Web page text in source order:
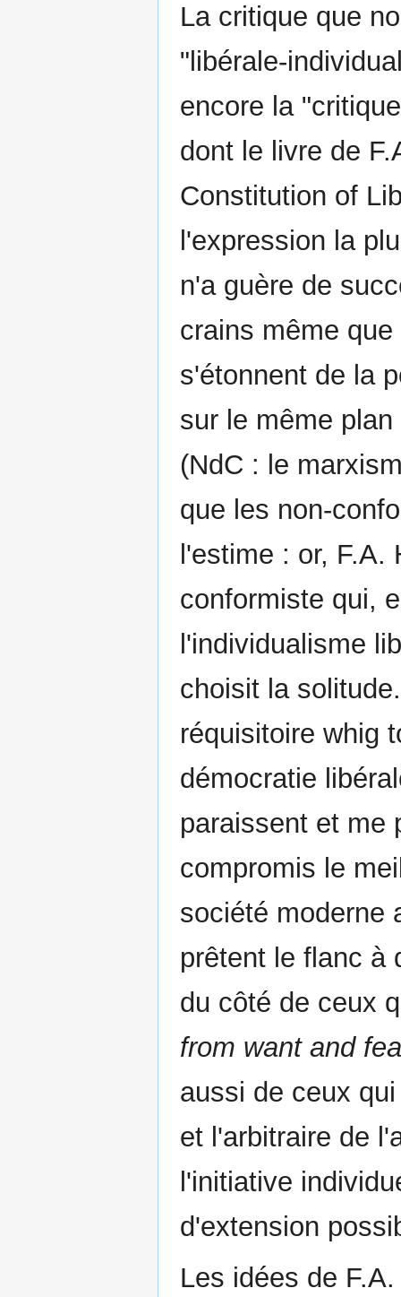
La critique que
"libérale-
encore la
dont le livre de
Constitution of
l'expression la
n'a guère de
crains même
s'étonnent de la
sur le même
(NdC : le
que les non-
l'estime : or,
conformiste qui,
l'individualisme
choisit la
réquisitoire whig
démocratie
paraissent et me
compromis le
société moderne
prêtent le flanc à
du côté de ceux
from want and
aussi de ceux
et l'arbitraire de
l'initiative
d'extension
Les idées de